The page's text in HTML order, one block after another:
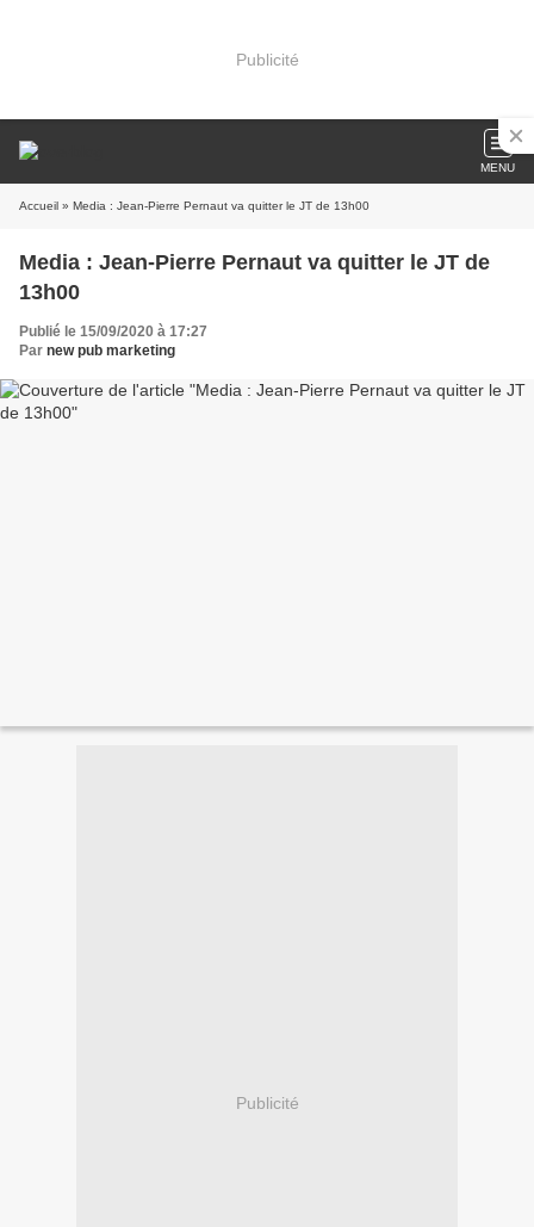
Publicité
MENU
Accueil » Media : Jean-Pierre Pernaut va quitter le JT de 13h00
Media : Jean-Pierre Pernaut va quitter le JT de
13h00
Publié le 15/09/2020 à 17:27
Par new pub marketing
Publicité